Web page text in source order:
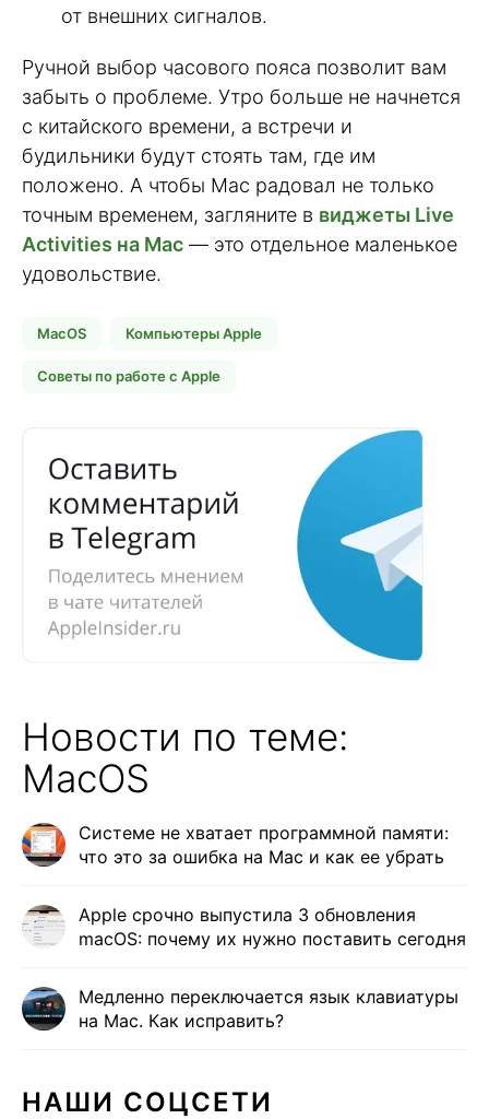
от внешних сигналов.
Ручной выбор часового пояса позволит вам
забыть о проблеме. Утро больше не начнется
с китайского времени, а встречи и
будильники будут стоять там, где им
положено. А чтобы Mac радовал не только
точным временем, загляните в виджеты Live
Activities на Mac — это отдельное маленькое
удовольствие.
MacOS Компьютеры Apple
Советы по работе с Apple
Новости по теме:
MacOS
Системе не хватает программной памяти:
что это за ошибка на Mac и как ее убрать
Apple срочно выпустила 3 обновления
macOS: почему их нужно поставить сегодня
Медленно переключается язык клавиатуры
на Mac. Как исправить?
НАШИ СОЦСЕТИ